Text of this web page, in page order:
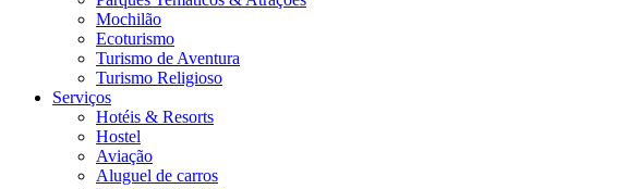
Mochilão
Ecoturismo
Turismo de Aventura
Turismo Religioso
Serviços
Hotéis & Resorts
Hostel
Aviação
Aluguel de carros